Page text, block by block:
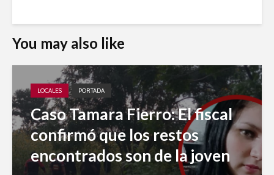
You may also like
LOCALES PORTADA
Caso Tamara Fierro: El fiscal
confirmó que los restos
encontrados son de la joven